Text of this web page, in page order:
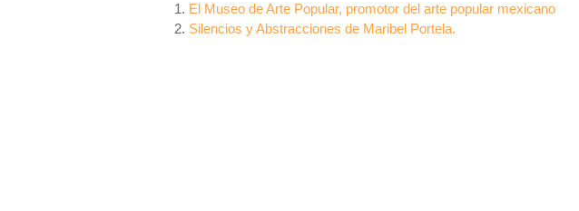
1. El Museo de Arte Popular, promotor del arte popular mexicano
2. Silencios y Abstracciones de Maribel Portela.